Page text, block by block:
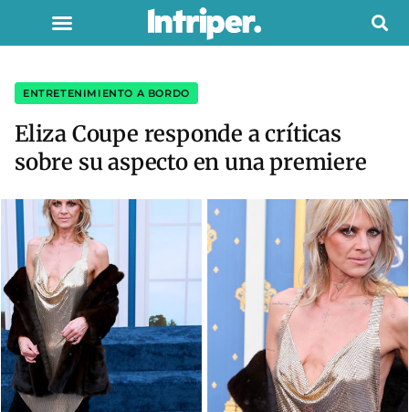
ENTRETENIMIENTO A BORDO
Eliza Coupe responde a críticas
sobre su aspecto en una premiere